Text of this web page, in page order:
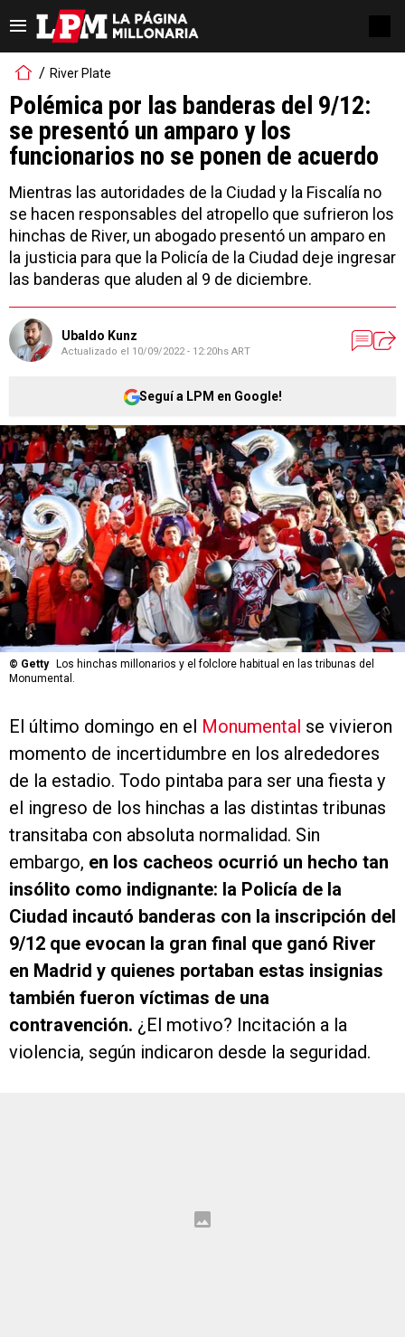
River Plate
Polémica por las banderas del 9/12:
se presentó un amparo y los
funcionarios no se ponen de acuerdo
Mientras las autoridades de la Ciudad y la Fiscalía no
se hacen responsables del atropello que sufrieron los
hinchas de River, un abogado presentó un amparo en
la justicia para que la Policía de la Ciudad deje ingresar
las banderas que aluden al 9 de diciembre.
Ubaldo Kunz
Actualizado el 10/09/2022 - 12:20hs ART
Seguí a LPM en Google!
© Getty
Los hinchas millonarios y el folclore habitual en las tribunas del
Monumental.
El último domingo en el Monumental se vivieron
momento de incertidumbre en los alrededores
de la estadio. Todo pintaba para ser una fiesta y
el ingreso de los hinchas a las distintas tribunas
transitaba con absoluta normalidad. Sin
embargo, en los cacheos ocurrió un hecho tan
insólito como indignante: la Policía de la
Ciudad incautó banderas con la inscripción del
9/12 que evocan la gran final que ganó River
en Madrid y quienes portaban estas insignias
también fueron víctimas de una
contravención. ¿El motivo? Incitación a la
violencia, según indicaron desde la seguridad.